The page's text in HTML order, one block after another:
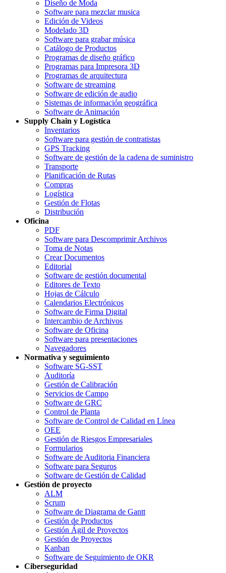
Diseño de Moda
Software para mezclar musica
Edición de Videos
Modelado 3D
Software para grabar música
Catálogo de Productos
Programas de diseño gráfico
Programas para Impresora 3D
Programas de arquitectura
Software de streaming
Software de edición de audio
Sistemas de información geográfica
Software de Animación
Supply Chain y Logística
Inventarios
Software para gestión de contratistas
GPS Tracking
Software de gestión de la cadena de suministro
Transporte
Planificación de Rutas
Compras
Logística
Gestión de Flotas
Distribución
Oficina
PDF
Software para Descomprimir Archivos
Toma de Notas
Crear Documentos
Editorial
Software de gestión documental
Editores de Texto
Hojas de Cálculo
Calendarios Electrónicos
Software de Firma Digital
Intercambio de Archivos
Software de Oficina
Software para presentaciones
Navegadores
Normativa y seguimiento
Software SG-SST
Auditoría
Gestión de Calibración
Servicios de Campo
Software de GRC
Control de Planta
Software de Control de Calidad en Línea
OEE
Gestión de Riesgos Empresariales
Formularios
Software de Auditoria Financiera
Software para Seguros
Software de Gestión de Calidad
Gestión de proyecto
ALM
Scrum
Software de Diagrama de Gantt
Gestión de Productos
Gestión Ágil de Proyectos
Gestión de Proyectos
Kanban
Software de Seguimiento de OKR
Ciberseguridad